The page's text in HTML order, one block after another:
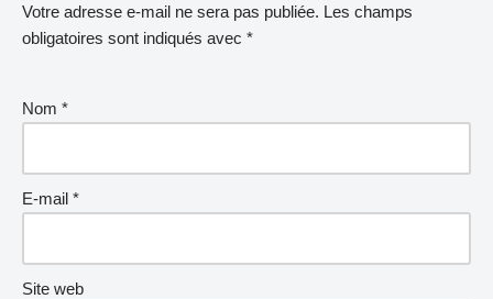
Votre adresse e-mail ne sera pas publiée. Les champs
obligatoires sont indiqués avec *
Nom *
E-mail *
Site web